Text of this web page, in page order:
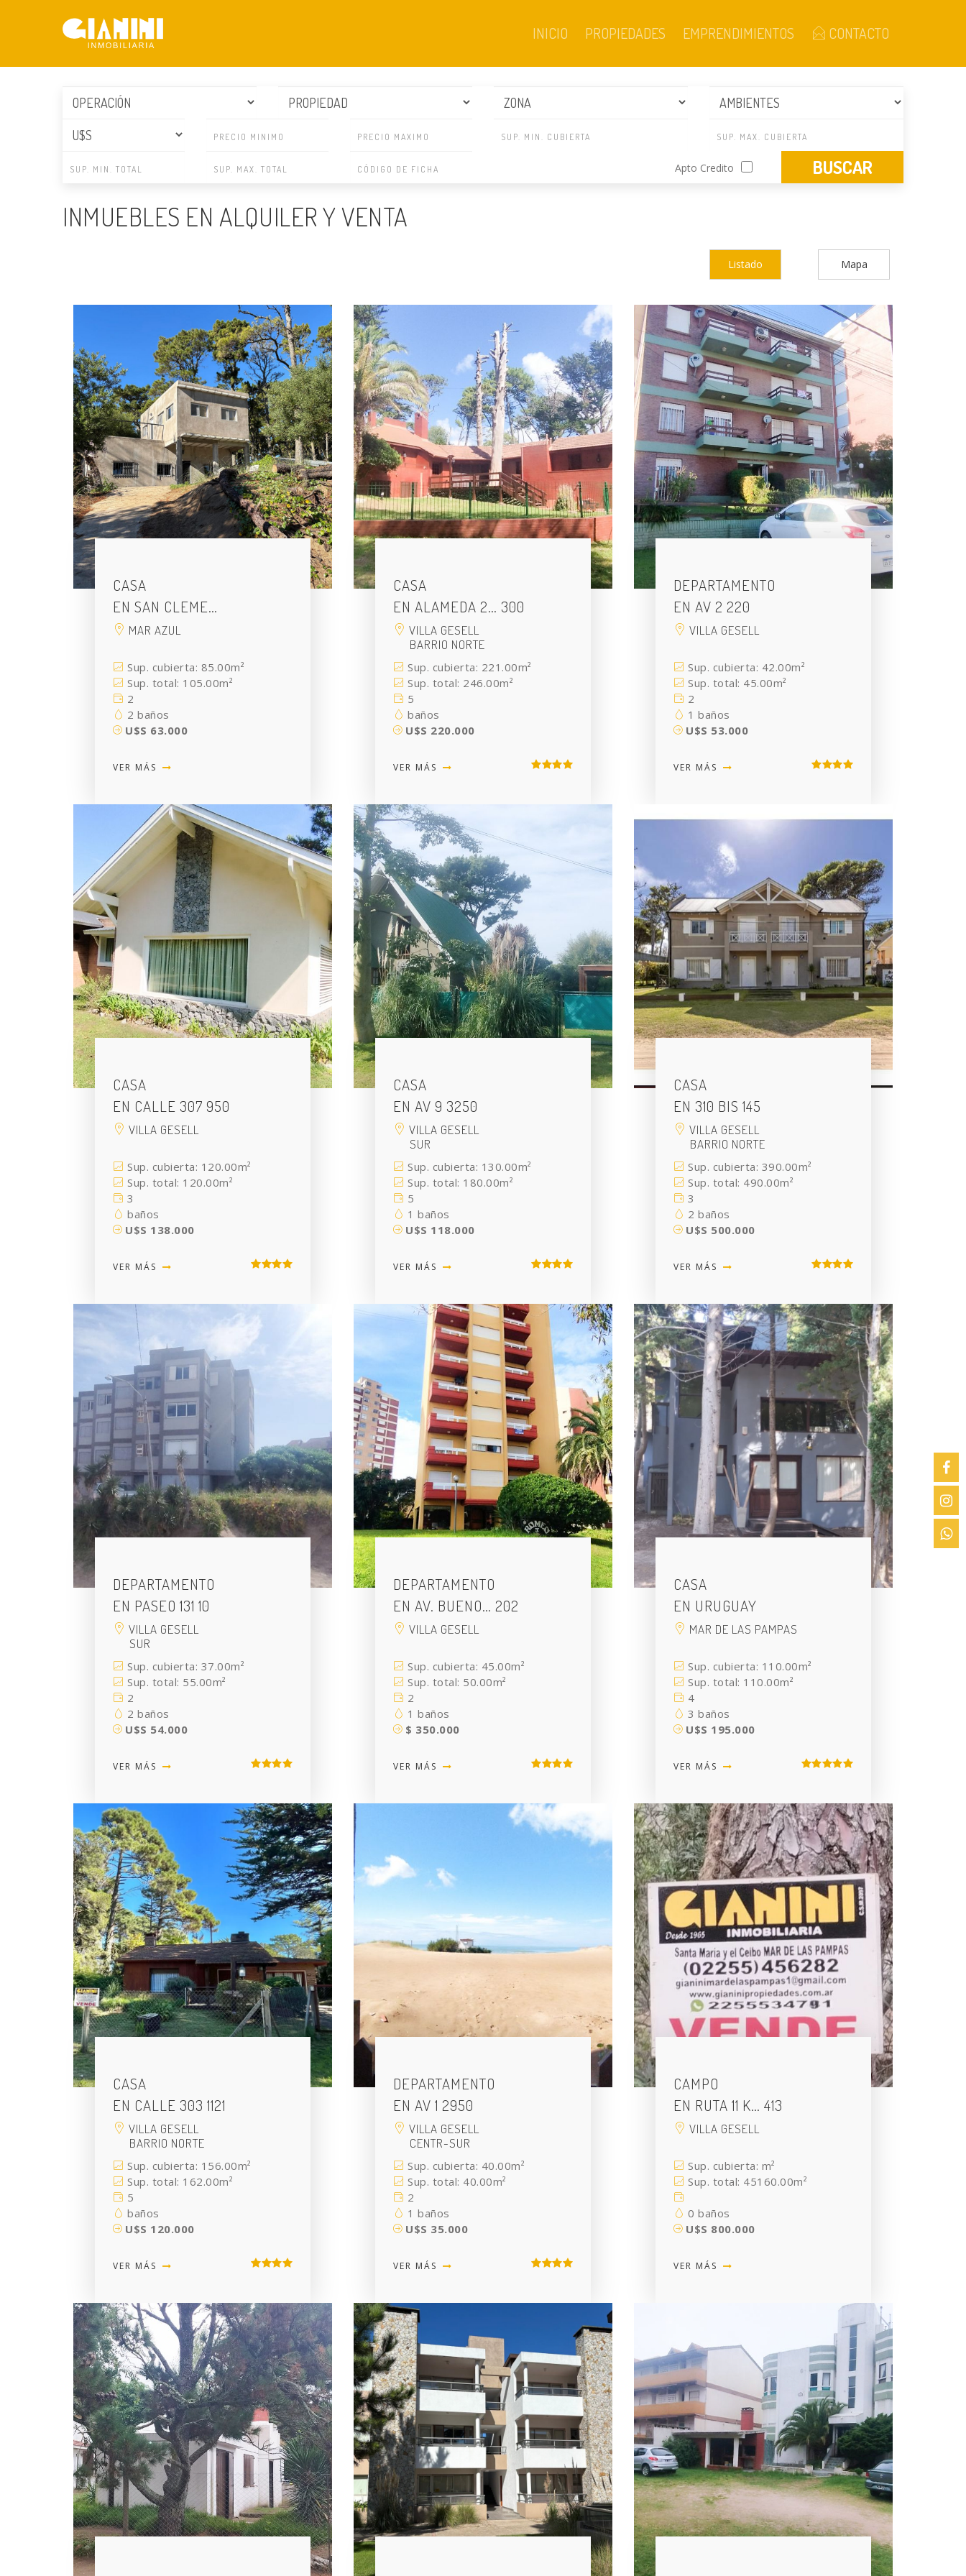
INICIO PROPIEDADES EMPRENDIMIENTOS CONTACTO
Apto Credito
INMUEBLES EN ALQUILER Y VENTA
Listado Mapa
CASA
EN SAN CLEME…
MAR AZUL
Sup. cubierta: 85.00m²
Sup. total: 105.00m²
2
2 baños
U$S 63.000
VER MÁS
CASA
EN ALAMEDA 2… 300
VILLA GESELL
BARRIO NORTE
Sup. cubierta: 221.00m²
Sup. total: 246.00m²
5
baños
U$S 220.000
VER MÁS
DEPARTAMENTO
EN AV 2 220
VILLA GESELL
Sup. cubierta: 42.00m²
Sup. total: 45.00m²
2
1 baños
U$S 53.000
VER MÁS
CASA
EN CALLE 307 950
VILLA GESELL
Sup. cubierta: 120.00m²
Sup. total: 120.00m²
3
baños
U$S 138.000
VER MÁS
CASA
EN AV 9 3250
VILLA GESELL
SUR
Sup. cubierta: 130.00m²
Sup. total: 180.00m²
5
1 baños
U$S 118.000
VER MÁS
CASA
EN 310 BIS 145
VILLA GESELL
BARRIO NORTE
Sup. cubierta: 390.00m²
Sup. total: 490.00m²
3
2 baños
U$S 500.000
VER MÁS
DEPARTAMENTO
EN PASEO 131 10
VILLA GESELL
SUR
Sup. cubierta: 37.00m²
Sup. total: 55.00m²
2
2 baños
U$S 54.000
VER MÁS
DEPARTAMENTO
EN AV. BUENO… 202
VILLA GESELL
Sup. cubierta: 45.00m²
Sup. total: 50.00m²
2
1 baños
$ 350.000
VER MÁS
CASA
EN URUGUAY
MAR DE LAS PAMPAS
Sup. cubierta: 110.00m²
Sup. total: 110.00m²
4
3 baños
U$S 195.000
VER MÁS
CASA
EN CALLE 303 1121
VILLA GESELL
BARRIO NORTE
Sup. cubierta: 156.00m²
Sup. total: 162.00m²
5
baños
U$S 120.000
VER MÁS
DEPARTAMENTO
EN AV 1 2950
VILLA GESELL
CENTR-SUR
Sup. cubierta: 40.00m²
Sup. total: 40.00m²
2
1 baños
U$S 35.000
VER MÁS
CAMPO
EN RUTA 11 K… 413
VILLA GESELL
Sup. cubierta: m²
Sup. total: 45160.00m²
0 baños
U$S 800.000
VER MÁS